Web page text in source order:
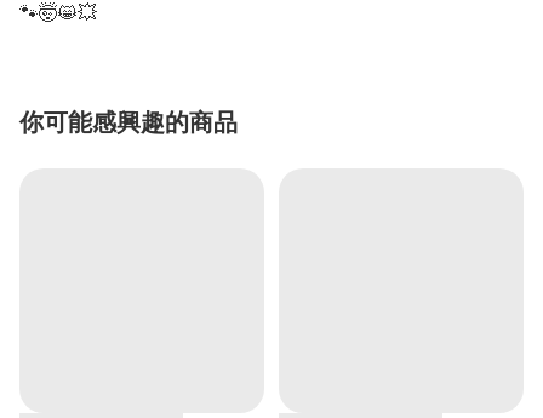
🐾🤯😸💥
你可能感興趣的商品